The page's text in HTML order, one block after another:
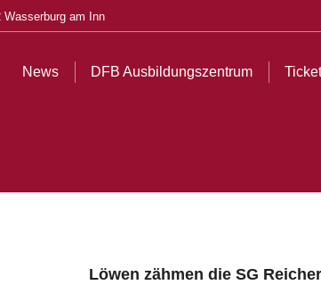
am Inn
News DFB Ausbildungszentrum
Löwen zähmen die SG
Tickets Aktionen